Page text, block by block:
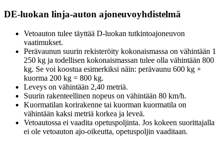
DE-luokan linja-auton ajoneuvoyhdistelmä
Vetoauton tulee täyttää D-luokan tutkintoajoneuvon
vaatimukset.
Perävaunun suurin rekisteröity kokonaismassa on vähintään 1
250 kg ja todellisen kokonaismassan tulee olla vähintään 800
kg. Se voi koostua esimerkiksi näin: perävaunu 600 kg +
kuorma 200 kg = 800 kg.
Leveys on vähintään 2,40 metriä.
Suurin rakenteellinen nopeus on vähintään 80 km/h.
Kuormatilan korirakenne tai kuorman kuormatila on
vähintään kaksi metriä korkea ja leveä.
Vetoautossa ei vaadita opetuspoljinta. Jos kokeen suorittajalla
ei ole vetoauton ajo-oikeutta, opetuspoljin vaaditaan.